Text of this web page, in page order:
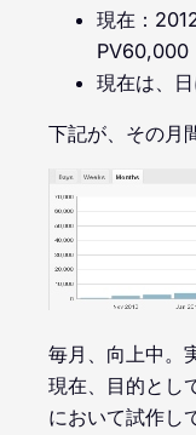
現在：
PV60,000
現在は、
下記が、その月
毎月、向上中。
現在、目的とし
において試作し